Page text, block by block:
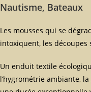
Nautisme, Bateaux
Les mousses qui se
intoxiquent, les découpes
Un enduit textile
l’hygrométrie ambiante,